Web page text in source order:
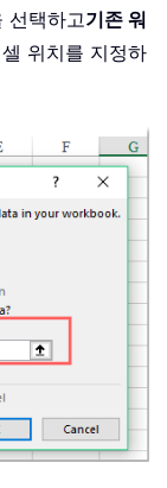
선택하고기존 워
위치를 지정하